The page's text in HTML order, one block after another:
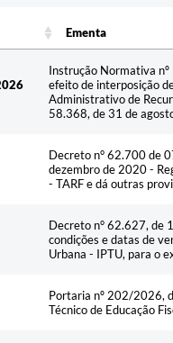
Ementa
Instrução Normativa
efeito de interposição
Administrativo de
58.368, de 31 de
Decreto n° 62.700 de
dezembro de 2020 -
- TARF e dá outras
Decreto n° 62.627, de
condições e datas de
Urbana - IPTU, para o
Portaria nº 202/2026,
Técnico de Educação